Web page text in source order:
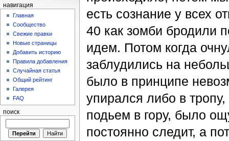
есть сознание у всех
40 как зомби бродили
идем. Потом когда
заблудились на
было в принципе
упирался либо в
подьем в гору, было
постоянно следит, а
навигация
Главная
Сообщество
Свежие правки
Новые страницы
Добавить историю
Правила добавления
Случайная статья
Общий рейтинг
Галерея
FAQ
поиск